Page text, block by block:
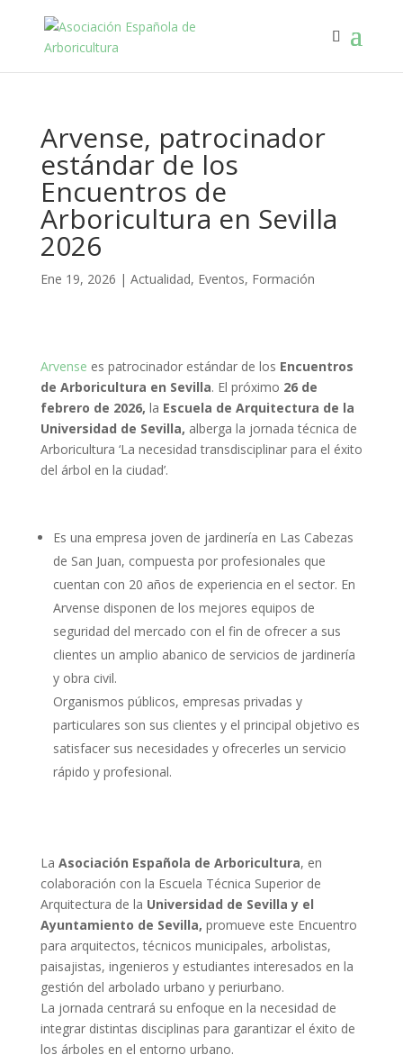
Arvense, patrocinador
estándar de los
Encuentros de
Arboricultura en Sevilla
2026
Ene 19, 2026 | Actualidad, Eventos, Formación
Arvense es patrocinador estándar de los Encuentros
de Arboricultura en Sevilla. El próximo 26 de
febrero de 2026, la Escuela de Arquitectura de la
Universidad de Sevilla, alberga la jornada técnica de
Arboricultura ‘La necesidad transdisciplinar para el éxito
del árbol en la ciudad’.
Es una empresa joven de jardinería en Las Cabezas
de San Juan, compuesta por profesionales que
cuentan con 20 años de experiencia en el sector. En
Arvense disponen de los mejores equipos de
seguridad del mercado con el fin de ofrecer a sus
clientes un amplio abanico de servicios de jardinería
y obra civil.
Organismos públicos, empresas privadas y
particulares son sus clientes y el principal objetivo es
satisfacer sus necesidades y ofrecerles un servicio
rápido y profesional.
La Asociación Española de Arboricultura, en
colaboración con la Escuela Técnica Superior de
Arquitectura de la Universidad de Sevilla y el
Ayuntamiento de Sevilla, promueve este Encuentro
para arquitectos, técnicos municipales, arbolistas,
paisajistas, ingenieros y estudiantes interesados en la
gestión del arbolado urbano y periurbano.
La jornada centrará su enfoque en la necesidad de
integrar distintas disciplinas para garantizar el éxito de
los árboles en el entorno urbano.